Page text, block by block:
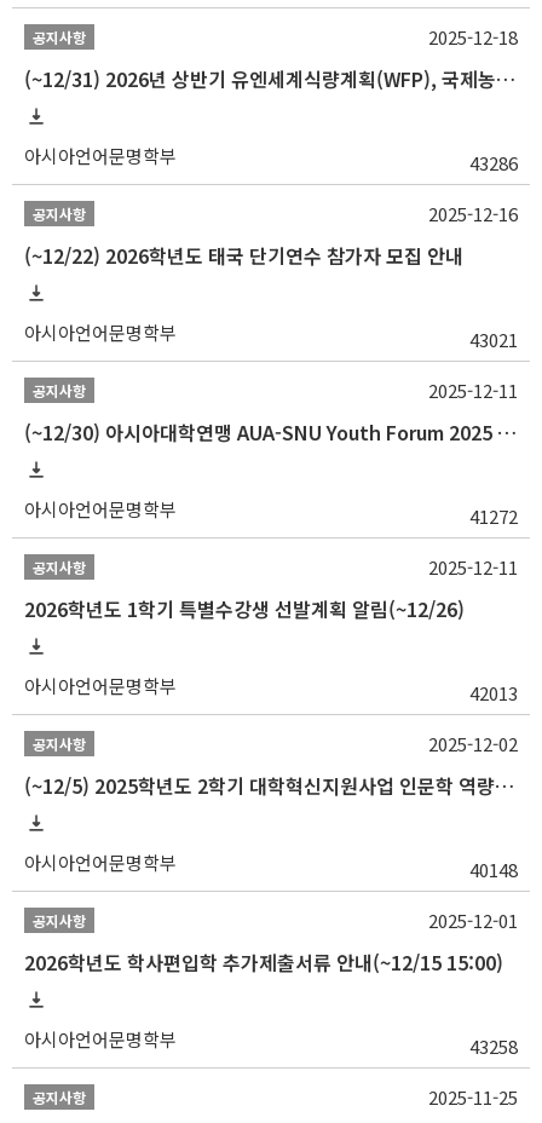
공지사항
(~12/31) 2026년 상반기 유엔세계식량계획(WFP), 국제농업개발기금(IFAD) 및 유엔아동기금(UNICEF) 인턴십 프로그램 참가자 모집
아시아언어문명학부 43286
2025-12-18
공지사항
(~12/22) 2026학년도 태국 단기연수 참가자 모집 안내
아시아언어문명학부 43021
2025-12-16
공지사항
(~12/30) 아시아대학연맹 AUA-SNU Youth Forum 2025 참가자 선발 안내
아시아언어문명학부 41272
2025-12-11
공지사항
2026학년도 1학기 특별수강생 선발계획 알림(~12/26)
아시아언어문명학부 42013
2025-12-11
공지사항
(~12/5) 2025학년도 2학기 대학혁신지원사업 인문학 역량강화 국제학술대회 참가 경비 지원 안내(2차)
아시아언어문명학부 40148
2025-12-02
공지사항
2026학년도 학사편입학 추가제출서류 안내(~12/15 15:00)
아시아언어문명학부 43258
2025-12-01
공지사항 2025-11-25